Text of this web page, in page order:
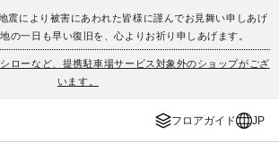
震により被害にあわれた皆様に謹んでお見舞い申しあげ
の一日も早い復旧を、心よりお祈り申しあげます。
ローなど、提携駐車場サービス対象外のショップがござ
います。
フロアガイド JP
プアップ